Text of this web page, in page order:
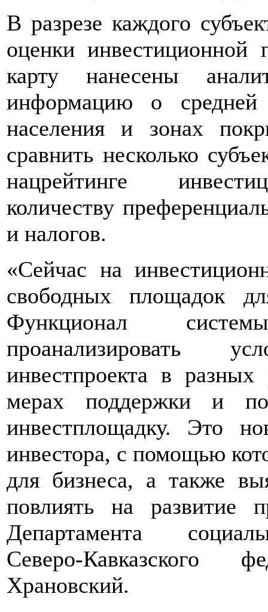
В разрезе каждого
оценки инвестиционной
карту нанесены
информацию о средней
населения и зонах
сравнить несколько
нацрейтинге
количеству
и налогов.
«Сейчас на
свободных площадок
Функционал
проанализировать
инвестпроекта в
мерах поддержки и
инвестплощадку. Это
инвестора, с помощью
для бизнеса, а также
повлиять на развитие
Департамента
Северо-Кавказского
Храновский.